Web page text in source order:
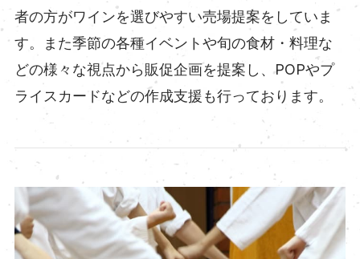
者の方がワインを選びやすい売場提案をしていま
す。また季節の各種イベントや旬の食材・料理な
どの様々な視点から販促企画を提案し、POPやプ
ライスカードなどの作成支援も行っております。